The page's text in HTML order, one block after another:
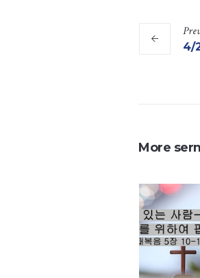
4/
More